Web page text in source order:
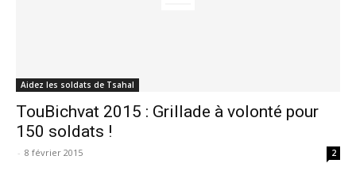
Aidez les soldats de Tsahal
TouBichvat 2015 : Grillade à volonté pour
150 soldats !
- 8 février 2015 2